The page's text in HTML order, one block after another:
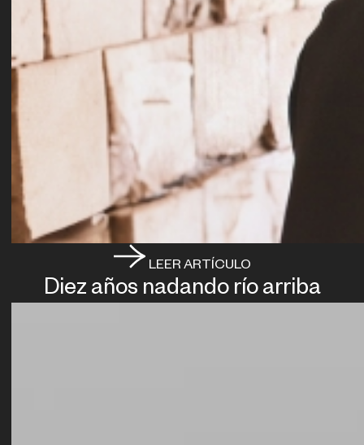
LEER ARTÍCULO
Diez años nadando río arriba